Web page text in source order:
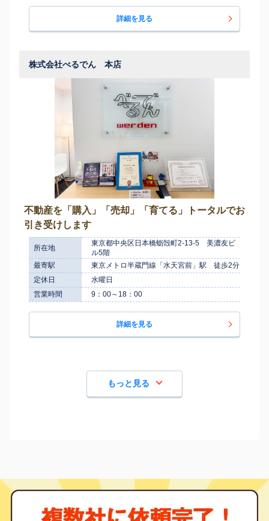
詳細を見る
株式会社べるでん 本店
不動産を「購入」「売却」「育てる」トータルでお
引き受けします
所在地
東京都中央区日本橋蛎殻町2-13-5 美濃友ビ
ル5階
最寄駅
東京メトロ半蔵門線「水天宮前」駅 徒歩2分
定休日
水曜日
営業時間
9：00～18：00
詳細を見る
もっと見る